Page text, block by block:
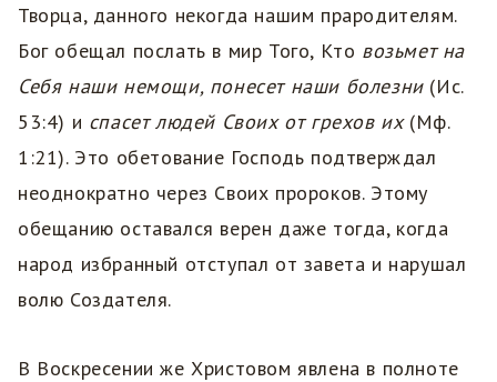
Творца, данного некогда нашим прародителям.
Бог обещал послать в мир Того, Кто возьмет на
Себя наши немощи, понесет наши болезни(Ис.
53:4) и спасет людей Своих от грехов их(Мф.
1:21). Это обетование Господь подтверждал
неоднократно через Своих пророков. Этому
обещанию оставался верен даже тогда, когда
народ избранный отступал от завета и нарушал
волю Создателя.
В Воскресении же Христовом явлена в полноте